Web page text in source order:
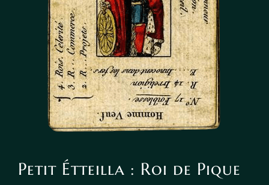
Petit Étteilla : Roi de Pique